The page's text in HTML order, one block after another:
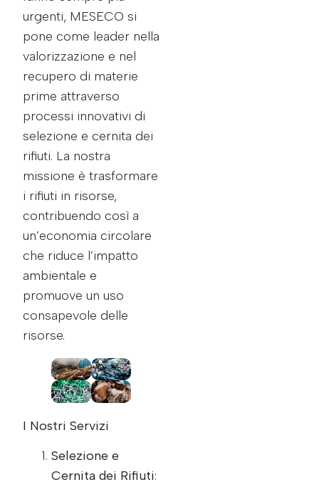
urgenti, MESECO si
pone come leader nella
valorizzazione e nel
recupero di materie
prime attraverso
processi innovativi di
selezione e cernita dei
rifiuti. La nostra
missione è trasformare
i rifiuti in risorse,
contribuendo così a
un’economia circolare
che riduce l’impatto
ambientale e
promuove un uso
consapevole delle
risorse.
I Nostri Servizi
Selezione e
Cernita dei Rifiuti: